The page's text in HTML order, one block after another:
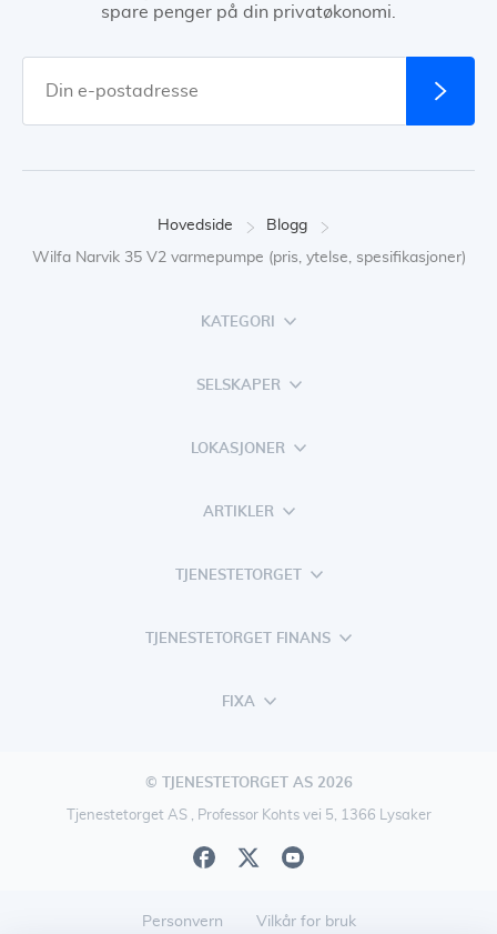
spare penger på din privatøkonomi.
Hovedside Blogg
Wilfa Narvik 35 V2 varmepumpe (pris, ytelse, spesifikasjoner)
KATEGORI
SELSKAPER
LOKASJONER
ARTIKLER
TJENESTETORGET
TJENESTETORGET FINANS
FIXA
© TJENESTETORGET AS 2026
Tjenestetorget AS , Professor Kohts vei 5, 1366 Lysaker
Personvern Vilkår for bruk